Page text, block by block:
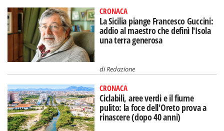
CRONACA
La Sicilia piange Francesco Guccini:
addio al maestro che definì l'Isola
una terra generosa
diRedazione
CRONACA
Ciclabili, aree verdi e il fiume
pulito: la foce dell'Oreto prova a
rinascere (dopo 40 anni)